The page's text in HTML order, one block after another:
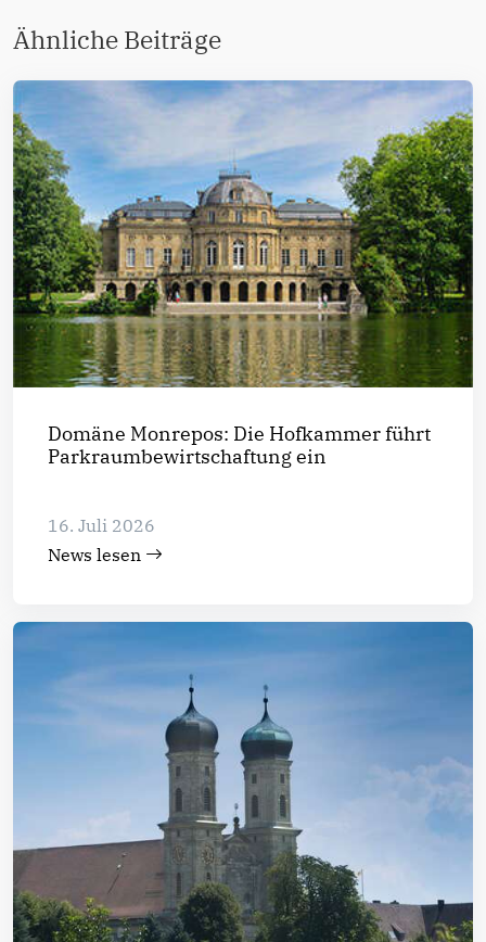
Ähnliche Beiträge
Domäne Monrepos: Die Hofkammer führt
Parkraumbewirtschaftung ein
16. Juli 2026
News lesen